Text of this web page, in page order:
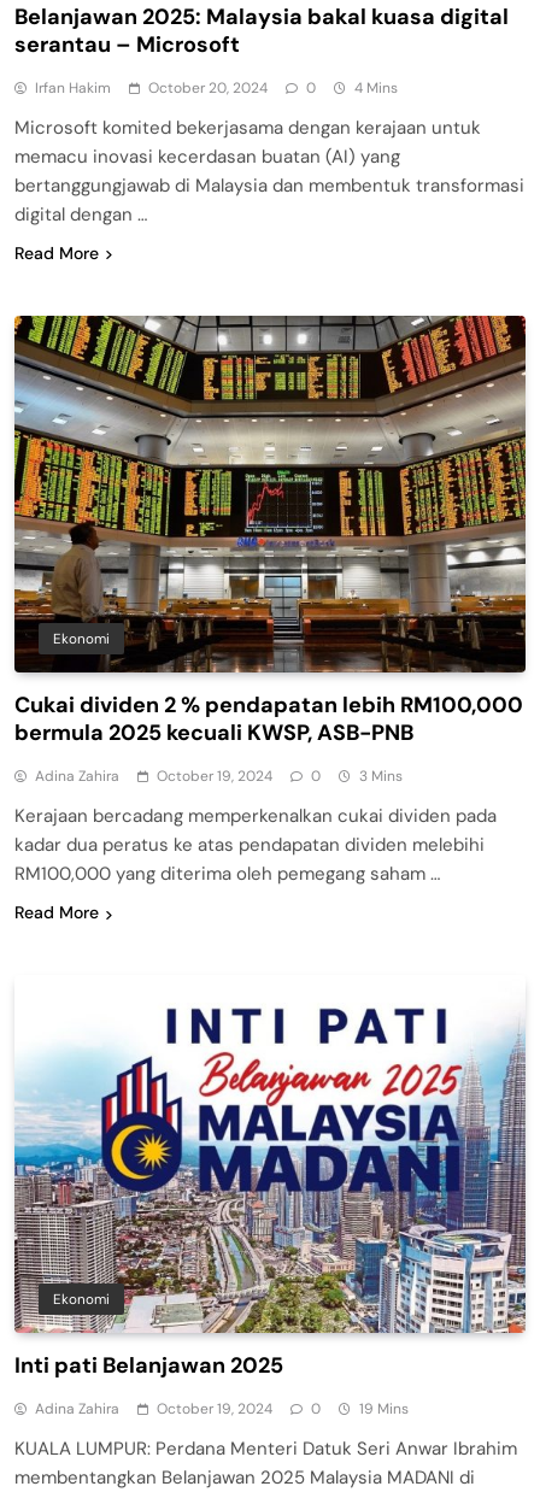
Belanjawan 2025: Malaysia bakal kuasa digital
serantau – Microsoft
Irfan Hakim October 20, 2024 0 4 Mins
Microsoft komited bekerjasama dengan kerajaan untuk
memacu inovasi kecerdasan buatan (AI) yang
bertanggungjawab di Malaysia dan membentuk transformasi
digital dengan …
Read More
Ekonomi
Cukai dividen 2 % pendapatan lebih RM100,000
bermula 2025 kecuali KWSP, ASB-PNB
Adina Zahira October 19, 2024 0 3 Mins
Kerajaan bercadang memperkenalkan cukai dividen pada
kadar dua peratus ke atas pendapatan dividen melebihi
RM100,000 yang diterima oleh pemegang saham …
Read More
Ekonomi
Inti pati Belanjawan 2025
Adina Zahira October 19, 2024 0 19 Mins
KUALA LUMPUR: Perdana Menteri Datuk Seri Anwar Ibrahim
membentangkan Belanjawan 2025 Malaysia MADANI di